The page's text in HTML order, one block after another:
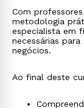
Com
metodologia
especialista em
necessárias
negócios.
Ao final deste